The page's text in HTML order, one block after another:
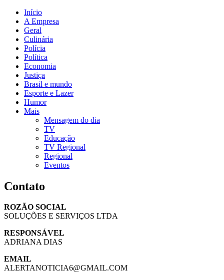
Início
A Empresa
Geral
Culinária
Polícia
Política
Economia
Justiça
Brasil e mundo
Esporte e Lazer
Humor
Mais
Mensagem do dia
TV
Educação
TV Regional
Regional
Eventos
Contato
ROZÃO SOCIAL
SOLUÇÕES E SERVIÇOS LTDA
RESPONSÁVEL
ADRIANA DIAS
EMAIL
ALERTANOTICIA6@GMAIL.COM